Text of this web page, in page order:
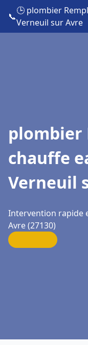
📞
🕒 plombier
Verneuil sur Avre
plombier
chauffe
Verneuil
Intervention rapide
Avre (27130)